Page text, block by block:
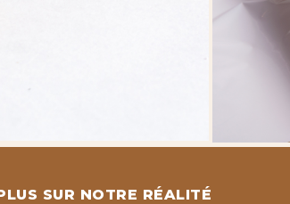
SUR NOTRE RÉALITÉ